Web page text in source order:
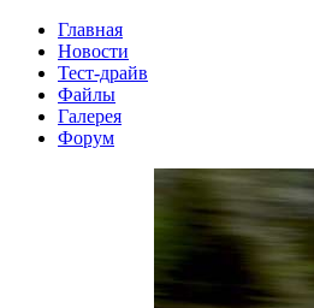
Главная
Новости
Тест-драйв
Файлы
Галерея
Форум